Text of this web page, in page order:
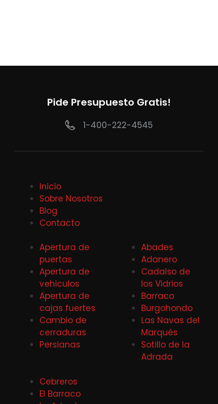
Pide Presupuesto Gratis!
1-400-222-4545
Inicio
Sobre Nosotros
Blog
Contacto
Apertura de
puertas
Apertura de
vehiculos
Apertura de
cajas fuertes
Cambio de
cerraduras
Persianas
Abades
Adanero
Cadalso de
los Vidrios
Barraco
Burgohondo
Las Navas del
Marqués
Sotillo de la
Adrada
Cebreros
El Barraco